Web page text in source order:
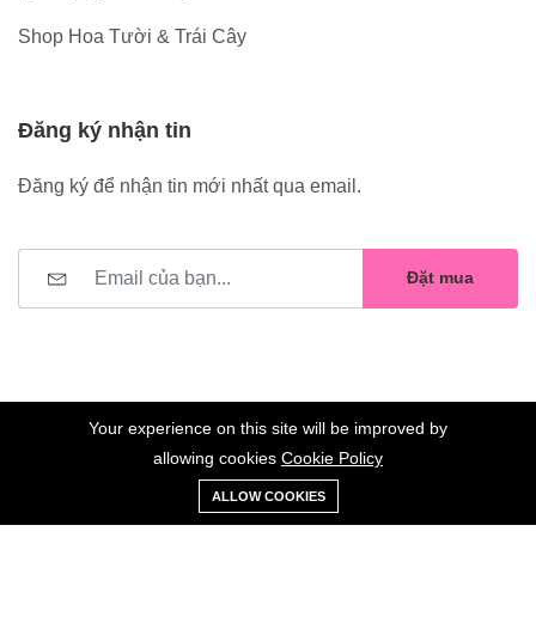
Shop Hoa Tười & Trái Cây
Đăng ký nhận tin
Đăng ký để nhận tin mới nhất qua email.
Đặt mua
©2023 Hoa Nelly . All Rights Reserved.
0
Xe
đẩy
Danh sách
yêu thích
Your experience on this site will be improved by
allowing cookies Cookie Policy
ALLOW COOKIES